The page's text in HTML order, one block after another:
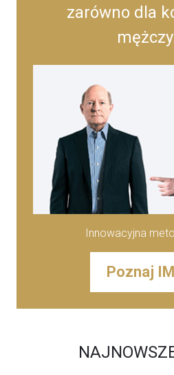
zarówno dla
Innowacyjna
Poznaj